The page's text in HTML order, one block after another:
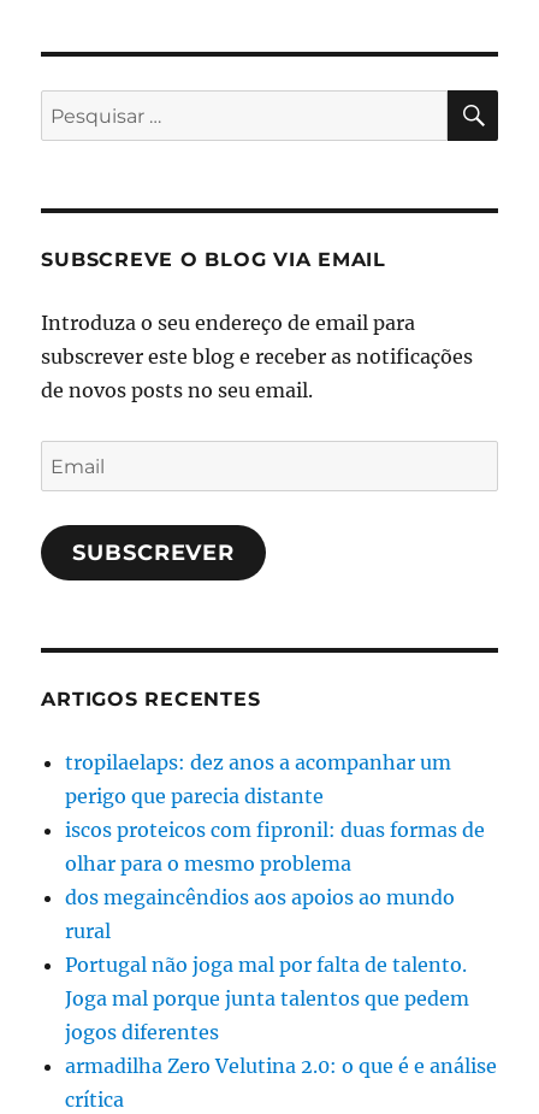
Pesquisar
por:
SUBSCREVE O BLOG VIA EMAIL
Introduza o seu endereço de email para
subscrever este blog e receber as notificações
de novos posts no seu email.
Email
SUBSCREVER
ARTIGOS RECENTES
tropilaelaps: dez anos a acompanhar um
perigo que parecia distante
iscos proteicos com fipronil: duas formas de
olhar para o mesmo problema
dos megaincêndios aos apoios ao mundo
rural
Portugal não joga mal por falta de talento.
Joga mal porque junta talentos que pedem
jogos diferentes
armadilha Zero Velutina 2.0: o que é e análise
crítica